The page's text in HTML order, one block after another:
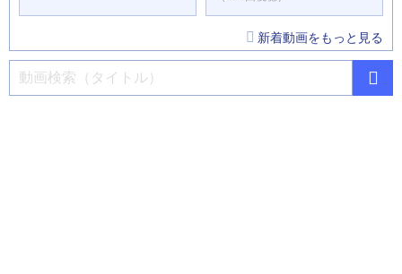
新着動画をもっと見る